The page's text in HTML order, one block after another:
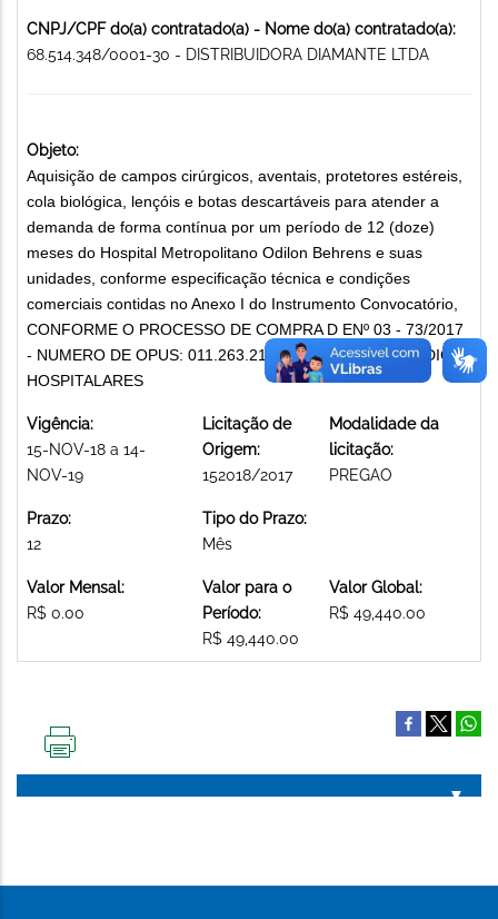
CNPJ/CPF do(a) contratado(a) - Nome do(a) contratado(a):
68.514.348/0001-30 - DISTRIBUIDORA DIAMANTE LTDA
Objeto:
Aquisição de campos cirúrgicos, aventais, protetores estéreis,
cola biológica, lençóis e botas descartáveis para atender a
demanda de forma contínua por um período de 12 (doze)
meses do Hospital Metropolitano Odilon Behrens e suas
unidades, conforme especificação técnica e condições
comerciais contidas no Anexo I do Instrumento Convocatório,
CONFORME O PROCESSO DE COMPRA D ENº 03 - 73/2017
- NUMERO DE OPUS: 011.263.211.733. MATERIAIS MÉDICO-
HOSPITALARES
Vigência:
15-NOV-18 a 14-
NOV-19
Licitação de
Origem:
152018/2017
Modalidade da
licitação:
PREGAO
Prazo:
12
Tipo do Prazo:
Mês
Valor Mensal:
R$ 0.00
Valor para o
Período:
R$ 49,440.00
Valor Global:
R$ 49,440.00
PÁGINA